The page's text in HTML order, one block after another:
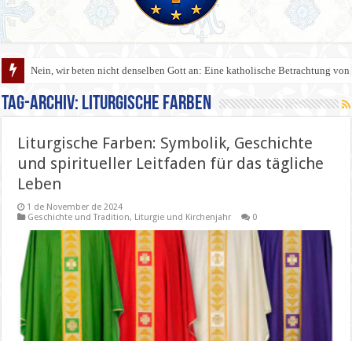
Nein, wir beten nicht denselben Gott an: Eine katholische Betrachtung
Tag-Archiv: Liturgische Farben
Liturgische Farben: Symbolik, Geschichte
und spiritueller Leitfaden für das tägliche
Leben
1 de November de 2024
Geschichte und Tradition, Liturgie und Kirchenjahr 0